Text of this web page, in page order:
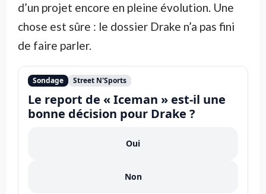
d’un projet encore en pleine évolution. Une
chose est sûre : le dossier Drake n’a pas fini
de faire parler.
Sondage Street N'Sports
Le report de « Iceman » est-il une
bonne décision pour Drake ?
Oui
Non